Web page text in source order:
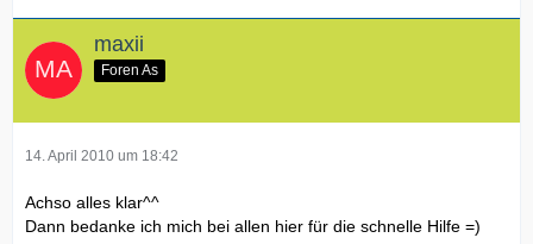
maxii
Foren As
14. April 2010 um 18:42
Achso alles klar^^
Dann bedanke ich mich bei allen hier für die schnelle Hilfe =)